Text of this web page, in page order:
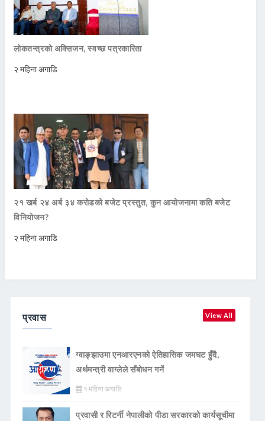
लोकतन्त्रको अक्सिजन, स्वच्छ पत्रकारिता
२ महिना अगाडि
२१ खर्ब २४ अर्ब ३४ करोडको बजेट प्रस्तुत, कुन आयोजनामा कति बजेट
विनियोजन?
२ महिना अगाडि
प्रवास View All
ग्वाङ्झाउमा एनआरएनको ऐतिहासिक जमघट हुँदै,
अर्थमन्त्री वाग्लेले सँबोधन गर्ने
१ महिना अगाडि
प्रवासी र रिटर्नी नेपालीको पीडा सरकारको कार्यसूचीमा